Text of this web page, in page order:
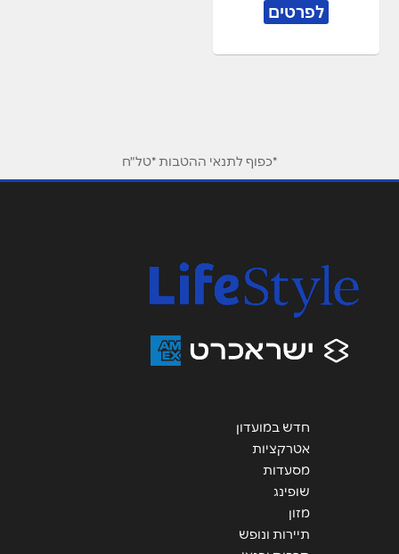
לפרטים
*כפוף לתנאי ההטבות *טל"ח
חדש במועדון
אטרקציות
מסעדות
שופינג
מזון
תיירות ונופש